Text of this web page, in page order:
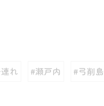
れ #瀬戸内 #弓削島